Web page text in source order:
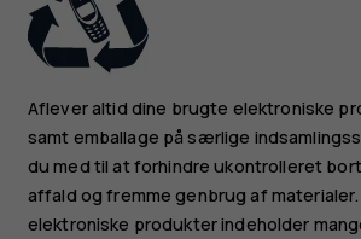
Aflever altid dine brugte elektroniske
samt emballage på særlige
du med til at forhindre ukontrolleret
affald og fremme genbrug af
elektroniske produkter indeholder